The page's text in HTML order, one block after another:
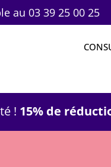
au 03 39 25 00 25
! 15% de